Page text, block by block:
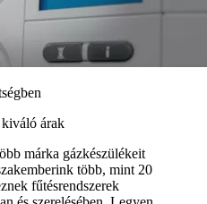
kiváló árak
márka gázkészülékeit
több, mint 20
fűtésrendszerek